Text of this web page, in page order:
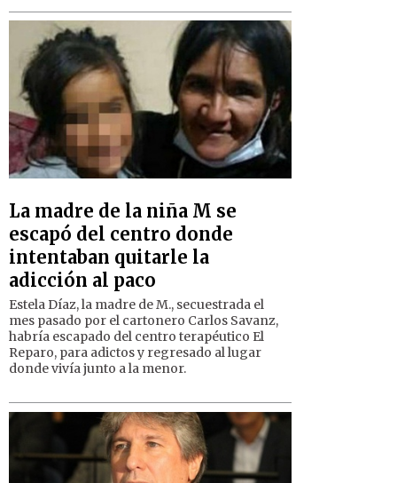
La madre de la niña M se
escapó del centro donde
intentaban quitarle la
adicción al paco
Estela Díaz, la madre de M., secuestrada el
mes pasado por el cartonero Carlos Savanz,
habría escapado del centro terapéutico El
Reparo, para adictos y regresado al lugar
donde vivía junto a la menor.